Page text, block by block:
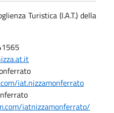
Turistica (I.A.T.) della
iat.nizzamonferrato
iatnizzamonferrato/